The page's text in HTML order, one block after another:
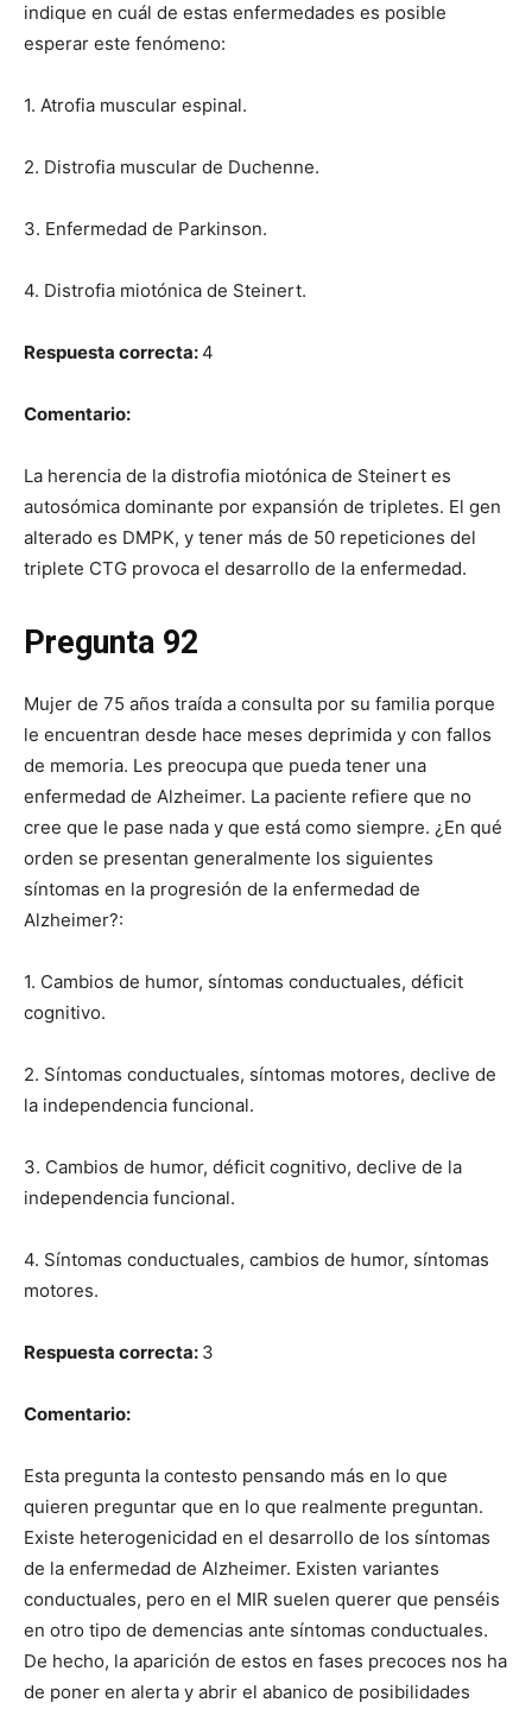
indique en cuál de estas enfermedades es posible
esperar este fenómeno:
1. Atrofia muscular espinal.
2. Distrofia muscular de Duchenne.
3. Enfermedad de Parkinson.
4. Distrofia miotónica de Steinert.
Respuesta correcta:4
Comentario:
La herencia de la distrofia miotónica de Steinert es
autosómica dominante por expansión de tripletes. El gen
alterado es DMPK, y tener más de 50 repeticiones del
triplete CTG provoca el desarrollo de la enfermedad.
Pregunta 92
Mujer de 75 años traída a consulta por su familia porque
le encuentran desde hace meses deprimida y con fallos
de memoria. Les preocupa que pueda tener una
enfermedad de Alzheimer. La paciente refiere que no
cree que le pase nada y que está como siempre. ¿En qué
orden se presentan generalmente los siguientes
síntomas en la progresión de la enfermedad de
Alzheimer?:
1. Cambios de humor, síntomas conductuales, déficit
cognitivo.
2. Síntomas conductuales, síntomas motores, declive de
la independencia funcional.
3. Cambios de humor, déficit cognitivo, declive de la
independencia funcional.
4. Síntomas conductuales, cambios de humor, síntomas
motores.
Respuesta correcta: 3
Comentario:
Esta pregunta la contesto pensando más en lo que
quieren preguntar que en lo que realmente preguntan.
Existe heterogenicidad en el desarrollo de los síntomas
de la enfermedad de Alzheimer. Existen variantes
conductuales, pero en el MIR suelen querer que penséis
en otro tipo de demencias ante síntomas conductuales.
De hecho, la aparición de estos en fases precoces nos ha
de poner en alerta y abrir el abanico de posibilidades